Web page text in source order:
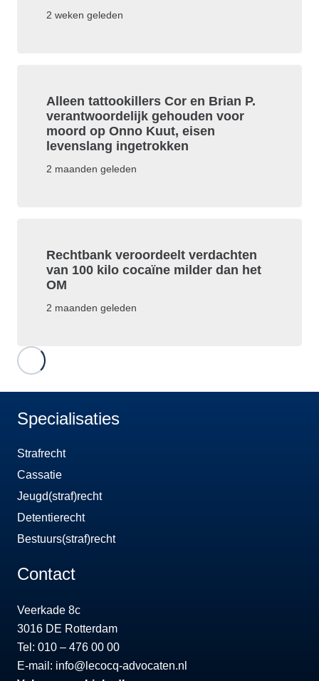
2 weken geleden
Alleen tattookillers Cor en Brian P.
verantwoordelijk gehouden voor
moord op Onno Kuut, eisen
levenslang ingetrokken
2 maanden geleden
Rechtbank veroordeelt verdachten
van 100 kilo cocaïne milder dan het
OM
2 maanden geleden
Specialisaties
Strafrecht
Cassatie
Jeugd(straf)recht
Detentierecht
Bestuurs(straf)recht
Contact
Veerkade 8c
3016 DE Rotterdam
Tel: 010 – 476 00 00
E-mail: info@lecocq-advocaten.nl